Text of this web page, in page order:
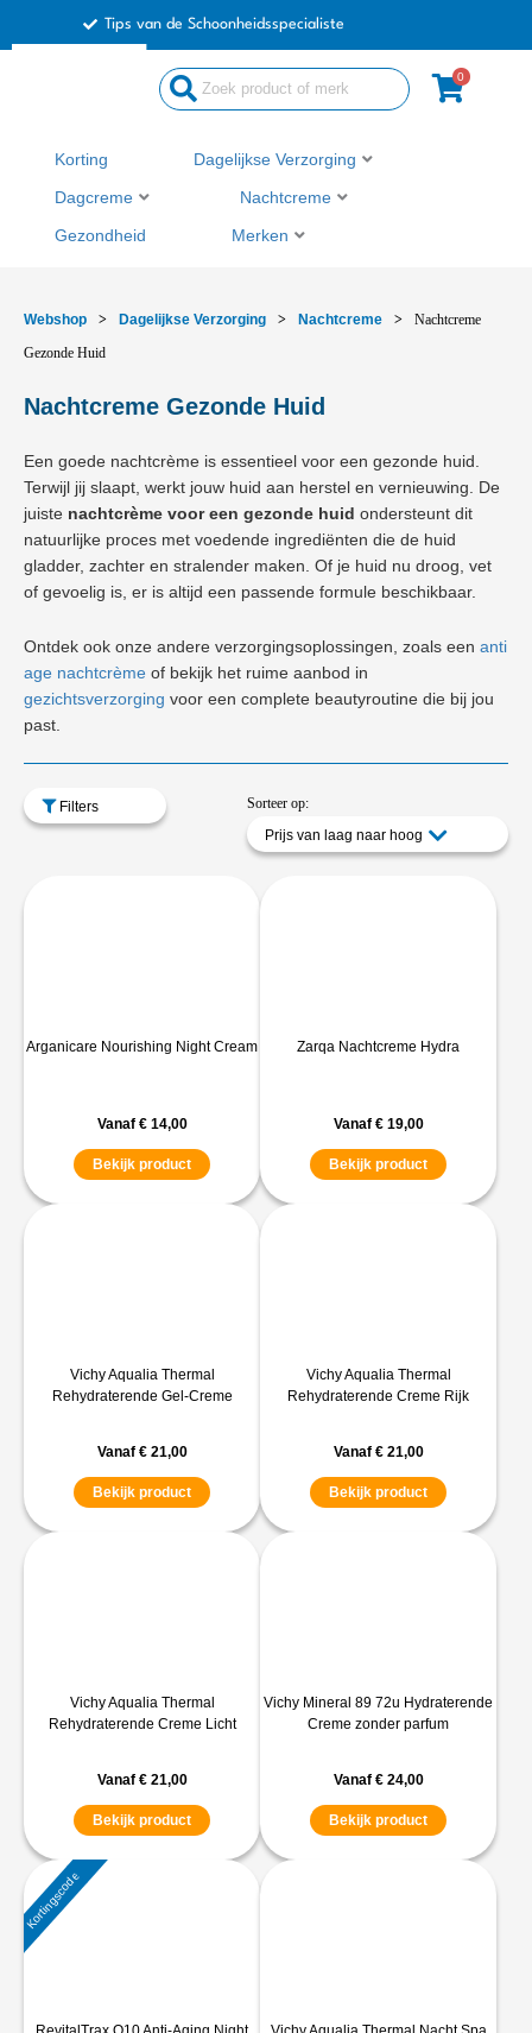
Tips van de Schoonheidsspecialiste
Search
...
0
Korting Dagelijkse Verzorging
Dagcreme Nachtcreme
Gezondheid Merken
Webshop > Dagelijkse Verzorging > Nachtcreme >
Nachtcreme
Gezonde Huid
Nachtcreme Gezonde Huid
Een goede nachtcrème is essentieel voor een gezonde huid.
Terwijl jij slaapt, werkt jouw huid aan herstel en vernieuwing. De
juiste nachtcrème voor een gezonde huid ondersteunt dit
natuurlijke proces met voedende ingrediënten die de huid
gladder, zachter en stralender maken. Of je huid nu droog, vet
of gevoelig is, er is altijd een passende formule beschikbaar.
Ontdek ook onze andere verzorgingsoplossingen, zoals een anti
age nachtcrème of bekijk het ruime aanbod in
gezichtsverzorging voor een complete beautyroutine die bij jou
past.
Filters
Sorteer op:
Prijs van laag naar hoog
Arganicare Nourishing Night Cream
Vanaf €14,00
Bekijk product
Zarqa Nachtcreme Hydra
Vanaf €19,00
Bekijk product
Vichy Aqualia Thermal
Rehydraterende Gel-Creme
Vanaf €21,00
Bekijk product
Vichy Aqualia Thermal
Rehydraterende Creme Rijk
Vanaf €21,00
Bekijk product
Vichy Aqualia Thermal
Rehydraterende Creme Licht
Vanaf €21,00
Bekijk product
Vichy Mineral 89 72u Hydraterende
Creme zonder parfum
Vanaf €24,00
Bekijk product
Kortingscode